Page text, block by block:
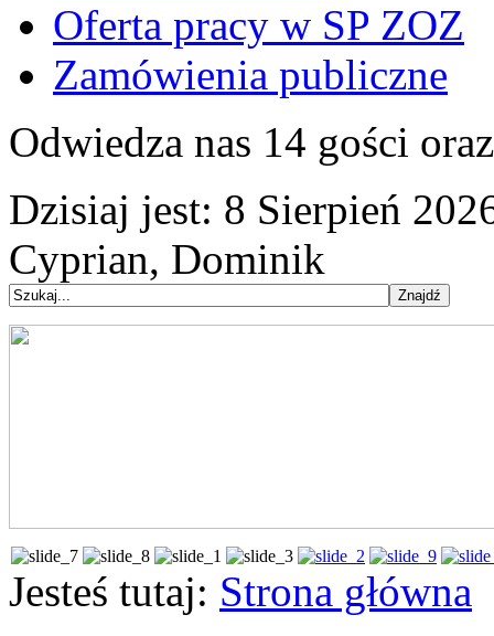
Oferta pracy w SP ZOZ
Zamówienia publiczne
Odwiedza nas 14 gości
Dzisiaj jest: 8 Sierpień
Cyprian, Dominik
Jesteś tutaj: Strona główna